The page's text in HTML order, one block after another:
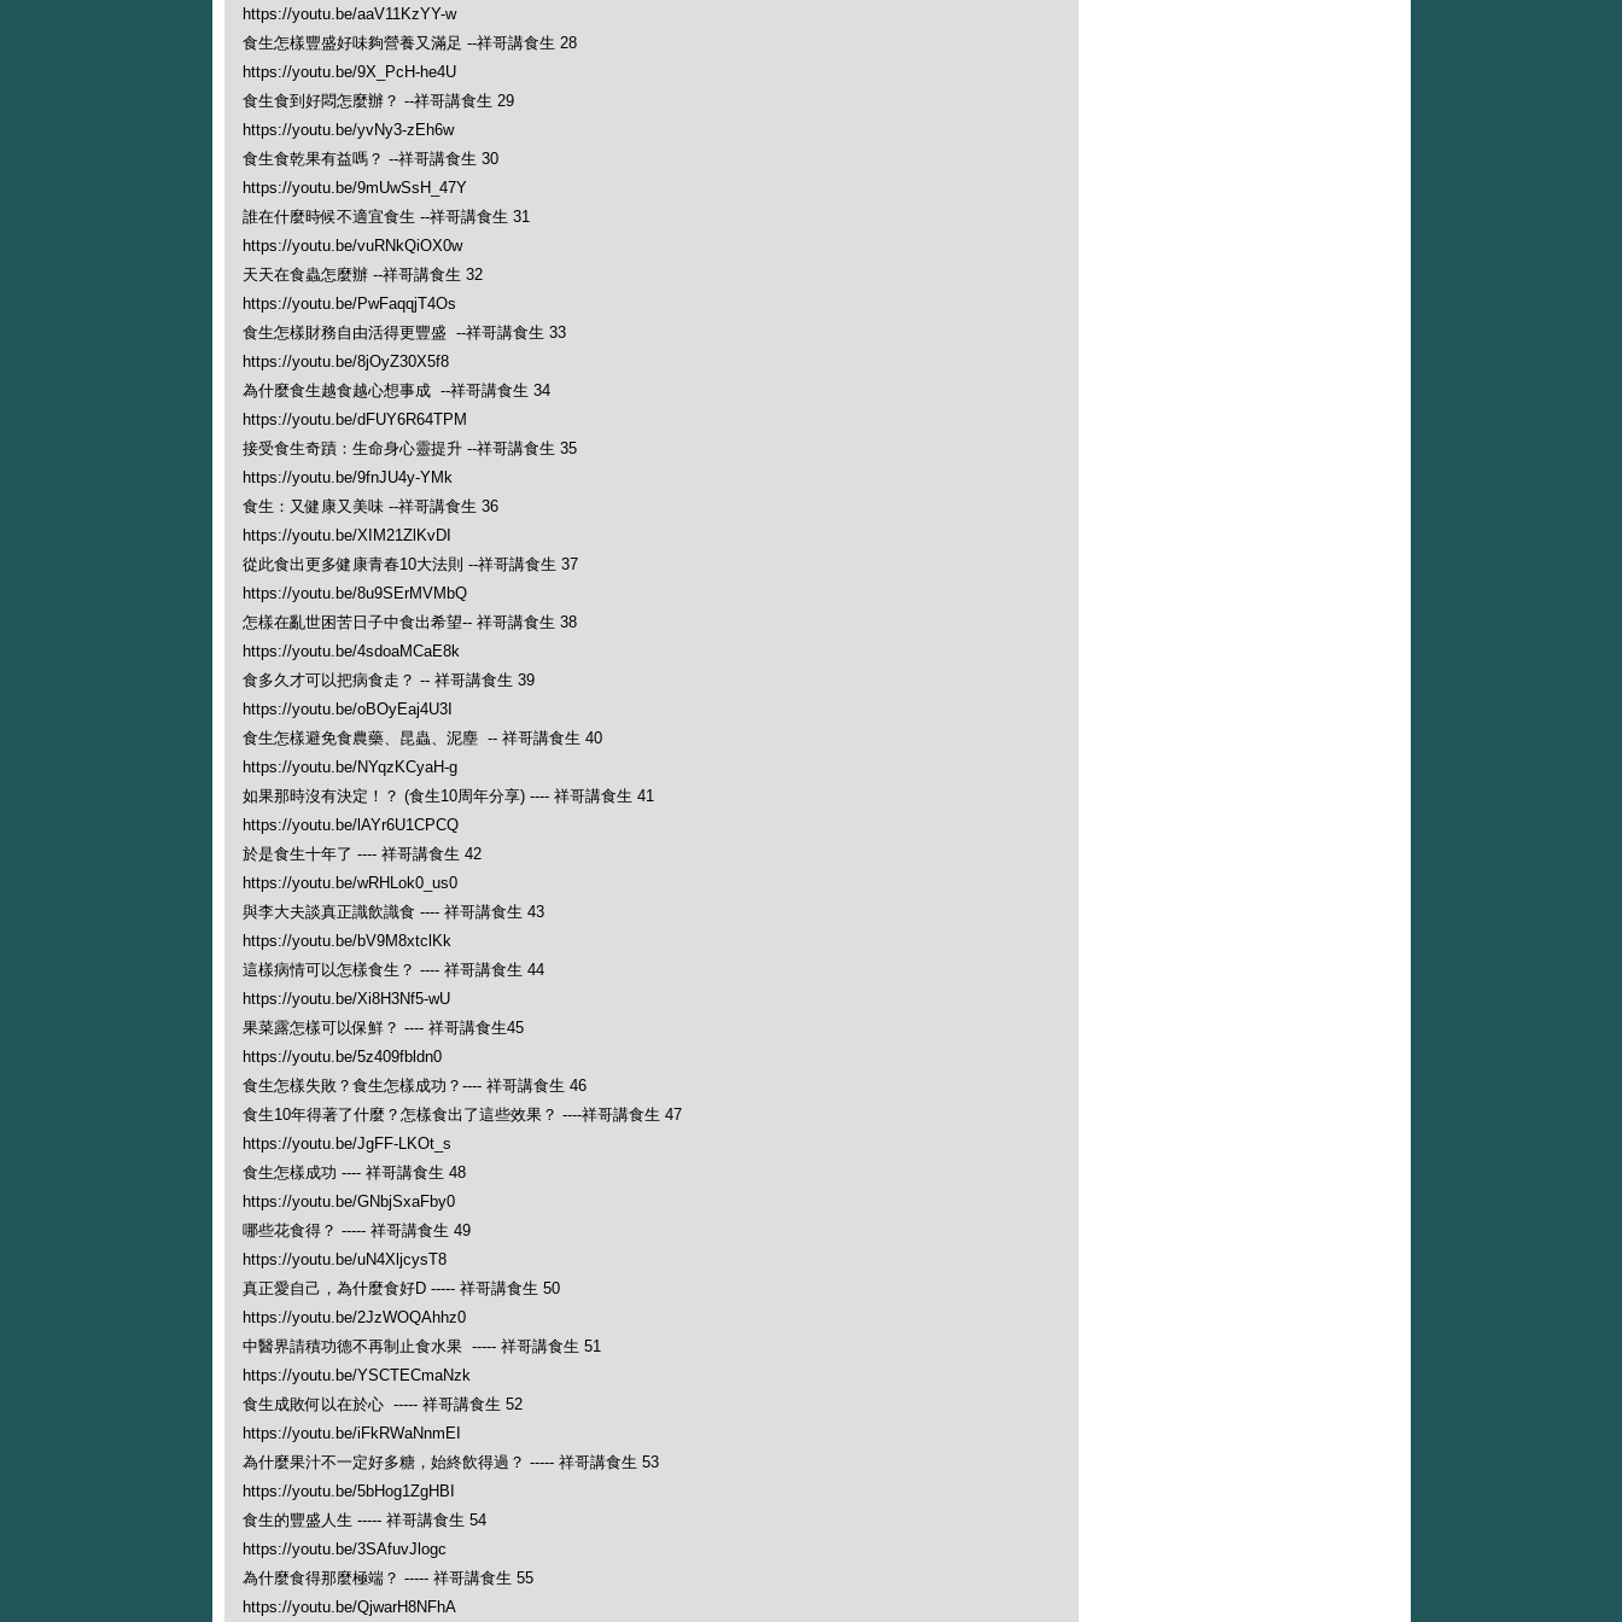
https://youtu.be/aaV11KzYY-w
食生怎樣豐盛好味夠營養又滿足 --祥哥講食生 28
https://youtu.be/9X_PcH-he4U
食生食到好悶怎麼辦？ --祥哥講食生 29
https://youtu.be/yvNy3-zEh6w
食生食乾果有益嗎？ --祥哥講食生 30
https://youtu.be/9mUwSsH_47Y
誰在什麼時候不適宜食生 --祥哥講食生 31
https://youtu.be/vuRNkQiOX0w
天天在食蟲怎麼辦 --祥哥講食生 32
https://youtu.be/PwFaqqjT4Os
食生怎樣財務自由活得更豐盛 --祥哥講食生 33
https://youtu.be/8jOyZ30X5f8
為什麼食生越食越心想事成 --祥哥講食生 34
https://youtu.be/dFUY6R64TPM
接受食生奇蹟：生命身心靈提升 --祥哥講食生 35
https://youtu.be/9fnJU4y-YMk
食生：又健康又美味 --祥哥講食生 36
https://youtu.be/XIM21ZlKvDI
從此食出更多健康青春10大法則 --祥哥講食生 37
https://youtu.be/8u9SErMVMbQ
怎樣在亂世困苦日子中食出希望-- 祥哥講食生 38
https://youtu.be/4sdoaMCaE8k
食多久才可以把病食走？ -- 祥哥講食生 39
https://youtu.be/oBOyEaj4U3I
食生怎樣避免食農藥、昆蟲、泥塵 -- 祥哥講食生 40
https://youtu.be/NYqzKCyaH-g
如果那時沒有決定！？ (食生10周年分享) ---- 祥哥講食生 41
https://youtu.be/lAYr6U1CPCQ
於是食生十年了 ---- 祥哥講食生 42
https://youtu.be/wRHLok0_us0
與李大夫談真正識飲識食 ---- 祥哥講食生 43
https://youtu.be/bV9M8xtclKk
這樣病情可以怎樣食生？ ---- 祥哥講食生 44
https://youtu.be/Xi8H3Nf5-wU
果菜露怎樣可以保鮮？ ---- 祥哥講食生45
https://youtu.be/5z409fbldn0
食生怎樣失敗？食生怎樣成功？---- 祥哥講食生 46
食生10年得著了什麼？怎樣食出了這些效果？ ----祥哥講食生 47
https://youtu.be/JgFF-LKOt_s
食生怎樣成功 ---- 祥哥講食生 48
https://youtu.be/GNbjSxaFby0
哪些花食得？ ----- 祥哥講食生 49
https://youtu.be/uN4XljcysT8
真正愛自己，為什麼食好D ----- 祥哥講食生 50
https://youtu.be/2JzWOQAhhz0
中醫界請積功德不再制止食水果 ----- 祥哥講食生 51
https://youtu.be/YSCTECmaNzk
食生成敗何以在於心 ----- 祥哥講食生 52
https://youtu.be/iFkRWaNnmEI
為什麼果汁不一定好多糖，始終飲得過？ ----- 祥哥講食生 53
https://youtu.be/5bHog1ZgHBI
食生的豐盛人生 ----- 祥哥講食生 54
https://youtu.be/3SAfuvJlogc
為什麼食得那麼極端？ ----- 祥哥講食生 55
https://youtu.be/QjwarH8NFhA